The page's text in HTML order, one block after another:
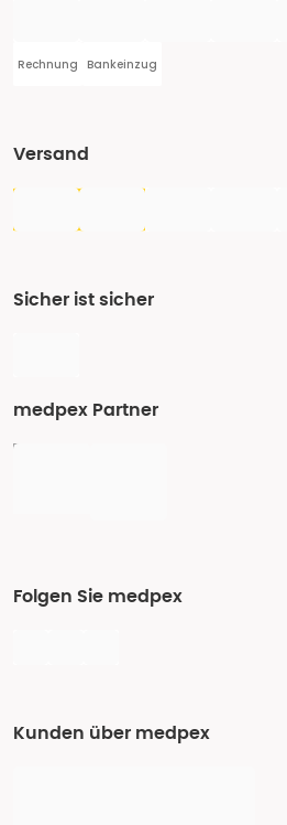
Rechnung Bankeinzug
Versand
Sicher ist sicher
medpex Partner
Folgen Sie medpex
Kunden über medpex